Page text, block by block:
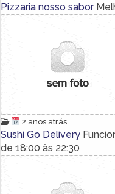
Pizzaria nosso sabor
2 anos atrás
Sushi Go Delivery
de 18:00 às 22:30